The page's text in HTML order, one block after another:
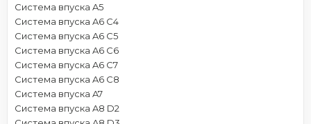
Система впуска A5
Система впуска A6 C4
Система впуска A6 C5
Система впуска A6 C6
Система впуска A6 C7
Система впуска A6 C8
Система впуска A7
Система впуска A8 D2